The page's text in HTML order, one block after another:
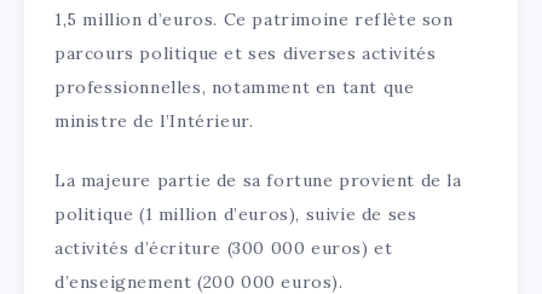
1,5 million d’euros. Ce patrimoine reflète son
parcours politique et ses diverses activités
professionnelles, notamment en tant que
ministre de l’Intérieur.
La majeure partie de sa fortune provient de la
politique (1 million d’euros), suivie de ses
activités d’écriture (300 000 euros) et
d’enseignement (200 000 euros).